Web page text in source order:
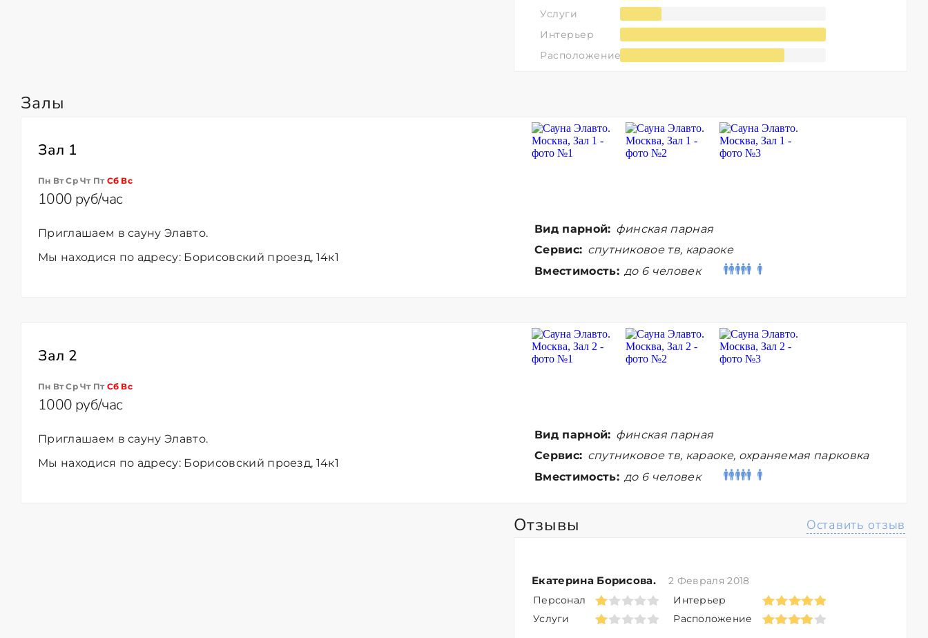
Услуги
Интерьер
Расположение
Залы
Зал 1
Пн Вт Ср Чт Пт Сб Вс
1000 руб/час
Приглашаем в сауну Элавто.
Мы находися по адресу: Борисовский проезд, 14к1
Вид парной: финская парная
Сервис: спутниковое тв, караоке
Вместимость: до 6 человек
Зал 2
Пн Вт Ср Чт Пт Сб Вс
1000 руб/час
Приглашаем в сауну Элавто.
Мы находися по адресу: Борисовский проезд, 14к1
Вид парной: финская парная
Сервис: спутниковое тв, караоке, охраняемая парковка
Вместимость: до 6 человек
Отзывы Оставить отзыв
Екатерина Борисова.
2 Февраля 2018
Персонал
Услуги
Интерьер
Расположение